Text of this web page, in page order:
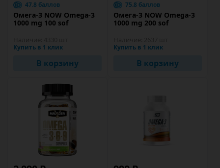
47.8 баллов
Омега-3 NOW Omega-3
1000 mg 100 sof
Купить в 1 клик
В корзину
75.8 баллов
Омега-3 NOW Omega-3
1000 mg 200 sof
Купить в 1 клик
В корзину